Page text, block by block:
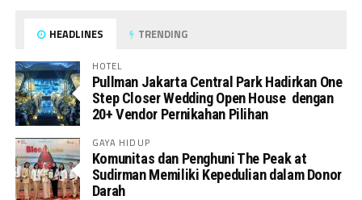
HEADLINES TRENDING
HOTEL
Pullman Jakarta Central Park Hadirkan One
Step Closer Wedding Open House dengan
20+ Vendor Pernikahan Pilihan
GAYA HIDUP
Komunitas dan Penghuni The Peak at
Sudirman Memiliki Kepedulian dalam Donor
Darah